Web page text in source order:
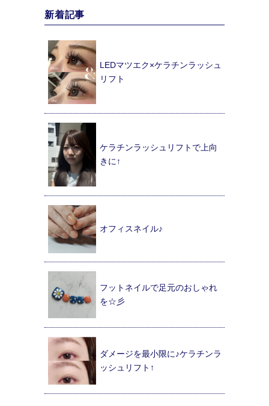
新着記事
LEDマツエク×ケラチンラッシュ
リフト
ケラチンラッシュリフトで上向
きに↑
オフィスネイル♪
フットネイルで足元のおしゃれ
を☆彡
ダメージを最小限に♪ケラチンラ
ッシュリフト↑